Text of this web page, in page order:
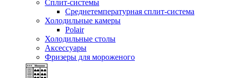
Сплит-системы
Среднетемпературная сплит-система
Холодильные камеры
Polair
Холодильные столы
Аксессуары
Фризеры для мороженого